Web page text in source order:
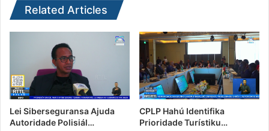
Related Articles
Lei Siberseguransa Ajuda
Autoridade Polisiál…
CPLP Hahú Identifika
Prioridade Turístiku…